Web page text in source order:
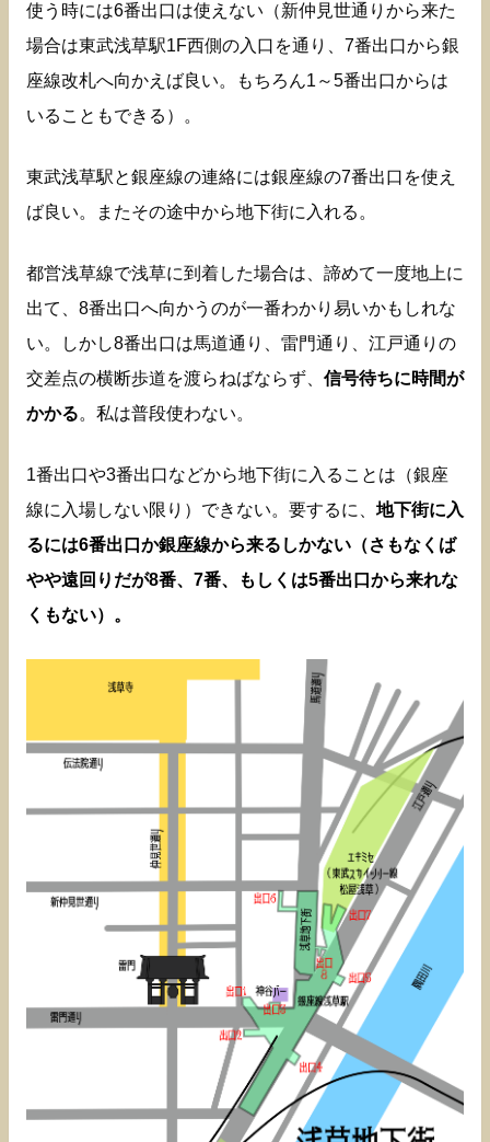
使う時には6番出口は使えない（新仲見世通りから来た
場合は東武浅草駅1F西側の入口を通り、7番出口から銀
座線改札へ向かえば良い。もちろん1～5番出口からは
いることもできる）。
東武浅草駅と銀座線の連絡には銀座線の7番出口を使え
ば良い。またその途中から地下街に入れる。
都営浅草線で浅草に到着した場合は、諦めて一度地上に
出て、8番出口へ向かうのが一番わかり易いかもしれな
い。しかし8番出口は馬道通り、雷門通り、江戸通りの
交差点の横断歩道を渡らねばならず、 信号待ちに時間が
かかる。私は普段使わない。
1番出口や3番出口などから地下街に入ることは（銀座
線に入場しない限り）できない。要するに、 地下街に入
るには6番出口か銀座線から来るしかない（さもなくば
やや遠回りだが8番、7番、もしくは5番出口から来れな
くもない）。